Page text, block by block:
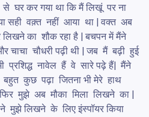
घर कर गया था कि मैं लिखूं  पर ना
सही  वक़्त  नहीं  आया  था | वक्त  अब
का  शौक रहा है | बचपन में मैंने
चौधरी पढ़ी थी | जब  मैं  बढ़ी  हुई
प्रशिद्ध  नावेल  हैं  वे  सारे पढ़े हैं|  मैंने
कुछ  पढ़ा  जितना भी मेरे  हाथ
मुझे  अब  मौका  मिला  लिखने  का |
मुझे लिखने  के  लिए इंस्पॉयर किया